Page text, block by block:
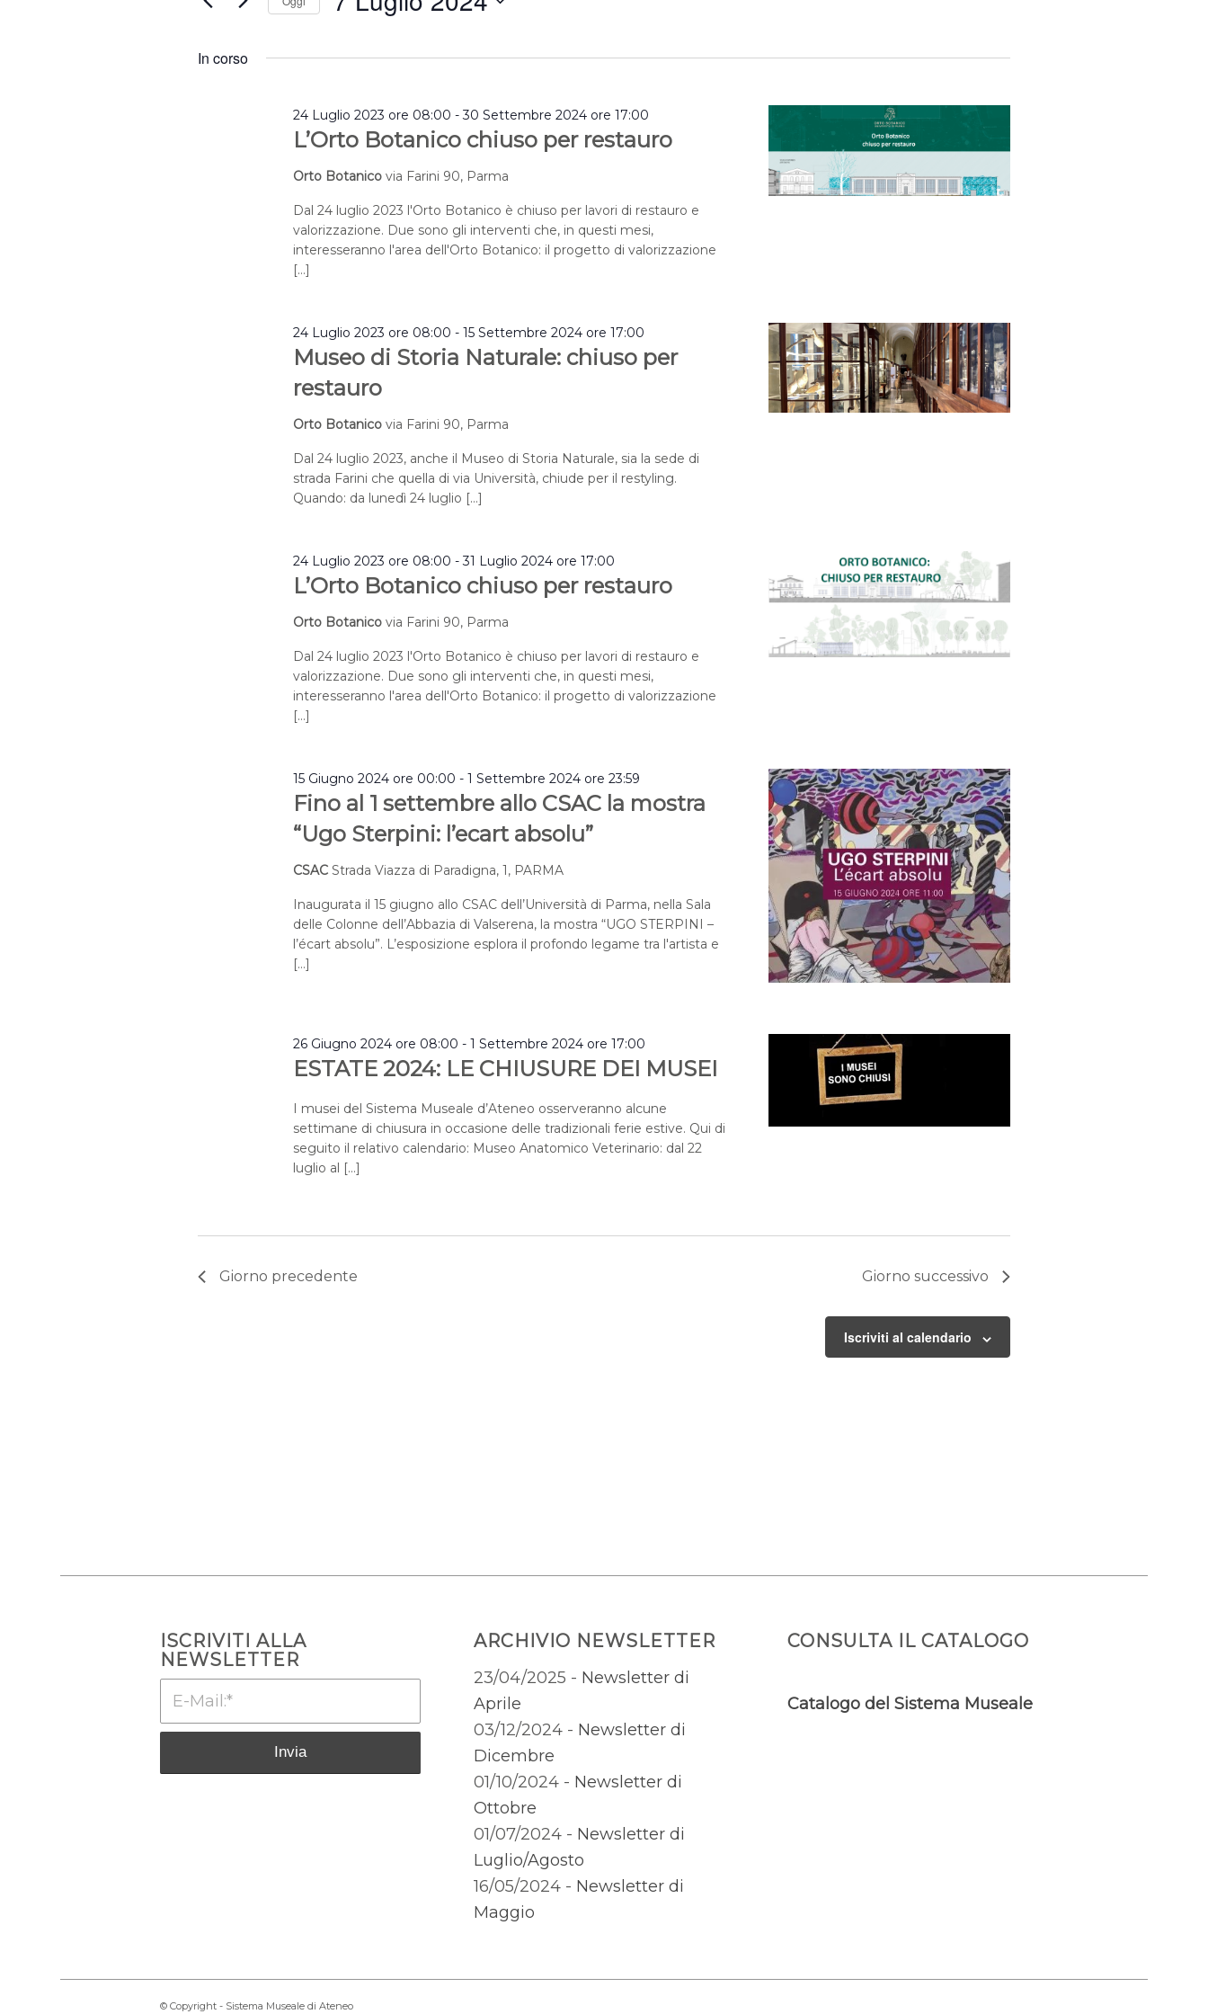
2024
per
la
In corso
L’Orto Botanico chiuso per restauro
24 Luglio 2023 ore 08:00 -30 Settembre 2024 ore 17:00
Orto Botanico via Farini 90, Parma
Dal 24 luglio 2023 l'Orto Botanico è chiuso per lavori di restauro e
valorizzazione. Due sono gli interventi che, in questi mesi,
interesseranno l'area dell'Orto Botanico: il progetto di valorizzazione
[…]
Museo di Storia Naturale: chiuso per
restauro
24 Luglio 2023 ore 08:00 - 15 Settembre 2024 ore 17:00
Orto Botanico via Farini 90, Parma
Dal 24 luglio 2023, anche il Museo di Storia Naturale, sia la sede di
strada Farini che quella di via Università, chiude per il restyling.
Quando: da lunedì 24 luglio […]
L’Orto Botanico chiuso per restauro
24 Luglio 2023 ore 08:00 -31 Luglio 2024 ore 17:00
Orto Botanico via Farini 90, Parma
Dal 24 luglio 2023 l'Orto Botanico è chiuso per lavori di restauro e
valorizzazione. Due sono gli interventi che, in questi mesi,
interesseranno l'area dell'Orto Botanico: il progetto di valorizzazione
[…]
Fino al 1 settembre allo CSAC la mostra
“Ugo Sterpini: l’ecart absolu”
15 Giugno 2024 ore 00:00 - 1 Settembre 2024 ore 23:59
CSAC Strada Viazza di Paradigna, 1, PARMA
Inaugurata il 15 giugno allo CSAC dell’Università di Parma, nella Sala
delle Colonne dell’Abbazia di Valserena, la mostra “UGO STERPINI –
l’écart absolu”. L’esposizione esplora il profondo legame tra l'artista e
[…]
ESTATE 2024: LE CHIUSURE DEI MUSEI
26 Giugno 2024 ore 08:00 - 1 Settembre 2024 ore 17:00
I musei del Sistema Museale d’Ateneo osserveranno alcune
settimane di chiusura in occasione delle tradizionali ferie estive. Qui di
seguito il relativo calendario: Museo Anatomico Veterinario: dal 22
luglio al […]
Giorno precedente Giorno successivo
Iscriviti al calendario
ISCRIVITI ALLA
NEWSLETTER
ARCHIVIO NEWSLETTER
23/04/2025 - Newsletter di
Aprile
03/12/2024 - Newsletter di
Dicembre
01/10/2024 - Newsletter di
Ottobre
01/07/2024 - Newsletter di
Luglio/Agosto
16/05/2024 - Newsletter di
Maggio
CONSULTA IL CATALOGO
Catalogo del Sistema Museale
© Copyright - Sistema Museale di Ateneo